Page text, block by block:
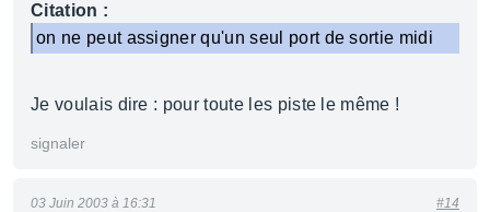
Citation :
on ne peut assigner qu'un seul port de sortie midi
Je voulais dire : pour toute les piste le même !
signaler
03 Juin 2003 à 16:31 #14